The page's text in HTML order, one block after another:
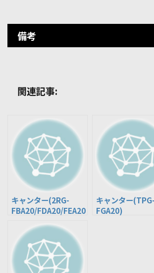
備考
関連記事:
キャンター(2RG-
FBA20/FDA20/FEA20
キャンター(TPG-
FGA20)